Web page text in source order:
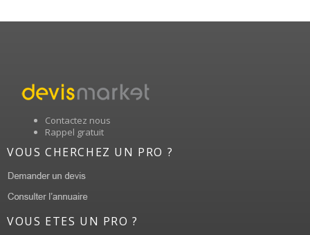
Contactez nous
Rappel gratuit
VOUS CHERCHEZ UN PRO ?
VOUS ETES UN PRO ?